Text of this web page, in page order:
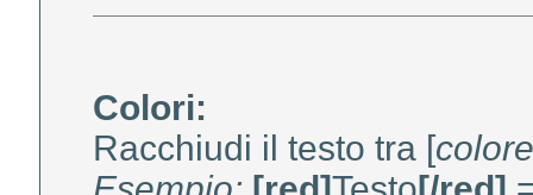
Colori:
Racchiudi il testo tra [colore